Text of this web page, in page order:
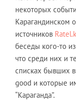
некоторых
Карагандинском
источников
беседы кого-то
что среди них и
списках бывших
good и которые
“Караганда”.